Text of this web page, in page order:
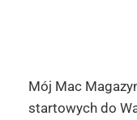
Mój Mac
startowych do